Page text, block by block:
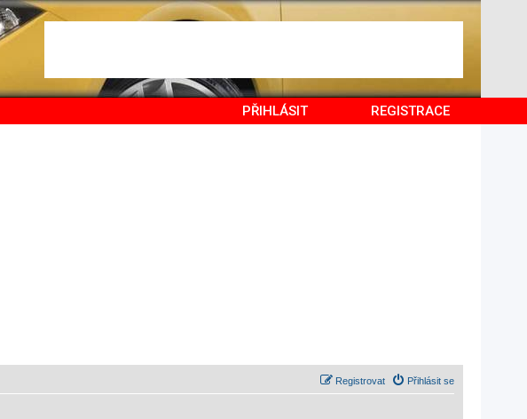
PŘIHLÁSIT REGISTRACE
Přihlásit se
Registrovat